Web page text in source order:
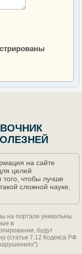
на сайте
целей
чтобы лучше
сложной науке,
на портале уникальны.
в
будут
(статья 7.12 Кодекса РФ